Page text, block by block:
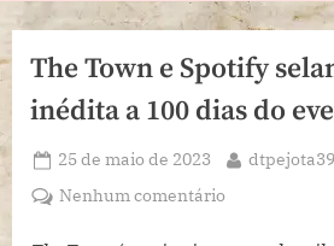
The Town e Spotify
inédita a 100 dias do
Posted
on
25 de maio de 2023 By
dtpejota39
Nenhum comentário